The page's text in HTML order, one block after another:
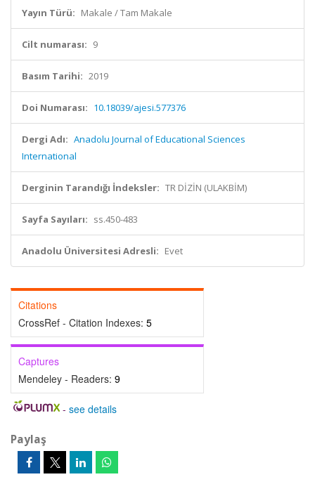
Yayın Türü: Makale / Tam Makale
Cilt numarası: 9
Basım Tarihi: 2019
Doi Numarası: 10.18039/ajesi.577376
Dergi Adı: Anadolu Journal of Educational Sciences
International
Derginin Tarandığı İndeksler: TR DİZİN (ULAKBİM)
Sayfa Sayıları: ss.450-483
Anadolu Üniversitesi Adresli: Evet
Citations
CrossRef - Citation Indexes: 5
Captures
Mendeley - Readers: 9
- see details
Paylaş